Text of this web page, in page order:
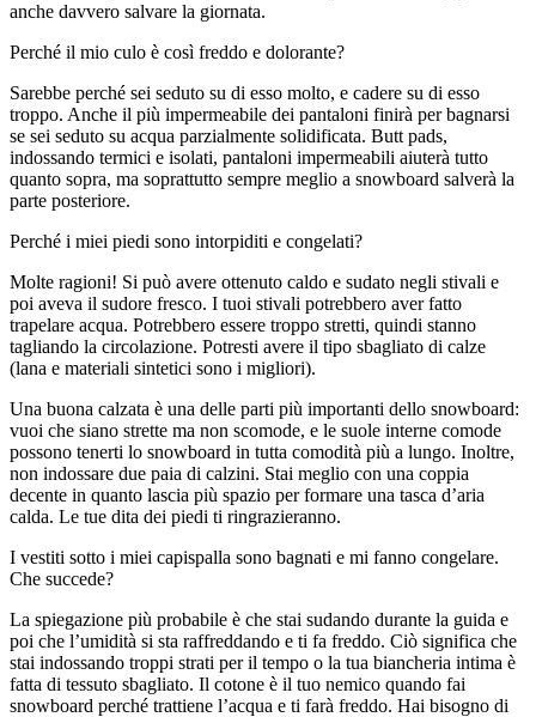
anche davvero salvare la giornata.
Perché il mio culo è così freddo e dolorante?
Sarebbe perché sei seduto su di esso molto, e cadere su di esso
troppo. Anche il più impermeabile dei pantaloni finirà per bagnarsi
se sei seduto su acqua parzialmente solidificata. Butt pads,
indossando termici e isolati, pantaloni impermeabili aiuterà tutto
quanto sopra, ma soprattutto sempre meglio a snowboard salverà la
parte posteriore.
Perché i miei piedi sono intorpiditi e congelati?
Molte ragioni! Si può avere ottenuto caldo e sudato negli stivali e
poi aveva il sudore fresco. I tuoi stivali potrebbero aver fatto
trapelare acqua. Potrebbero essere troppo stretti, quindi stanno
tagliando la circolazione. Potresti avere il tipo sbagliato di calze
(lana e materiali sintetici sono i migliori).
Una buona calzata è una delle parti più importanti dello snowboard:
vuoi che siano strette ma non scomode, e le suole interne comode
possono tenerti lo snowboard in tutta comodità più a lungo. Inoltre,
non indossare due paia di calzini. Stai meglio con una coppia
decente in quanto lascia più spazio per formare una tasca d’aria
calda. Le tue dita dei piedi ti ringrazieranno.
I vestiti sotto i miei capispalla sono bagnati e mi fanno congelare.
Che succede?
La spiegazione più probabile è che stai sudando durante la guida e
poi che l’umidità si sta raffreddando e ti fa freddo. Ciò significa che
stai indossando troppi strati per il tempo o la tua biancheria intima è
fatta di tessuto sbagliato. Il cotone è il tuo nemico quando fai
snowboard perché trattiene l’acqua e ti farà freddo. Hai bisogno di